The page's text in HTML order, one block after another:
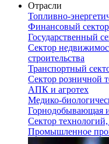
Отрасли
Топливно-
Финансовый сектор
Государственный
Сектор
строительства
Транспортный
Сектор розничной
АПК и агротех
Медико-
Горнодобывающая и
Сектор
Промышленное